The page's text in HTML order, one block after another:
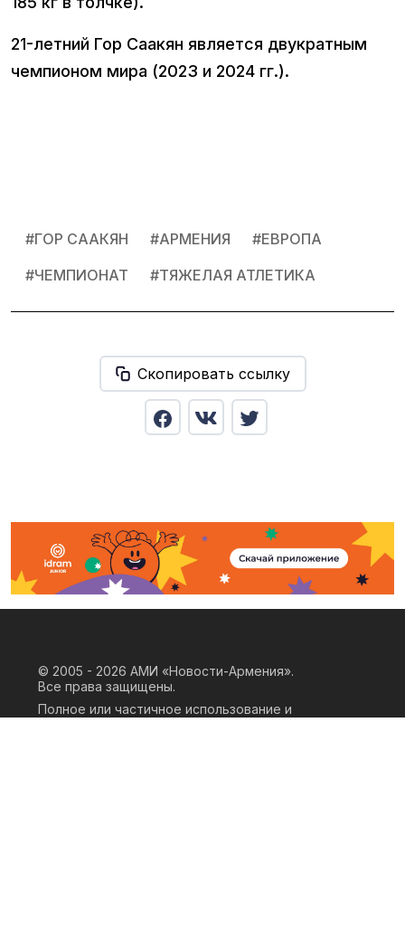
21-летний Гор Саакян является двукратным
чемпионом мира (2023 и 2024 гг.).
#ГОР СААКЯН #АРМЕНИЯ #ЕВРОПА
#ЧЕМПИОНАТ #ТЯЖЕЛАЯ АТЛЕТИКА
Скопировать ссылку
© 2005 - 2026 АМИ «Новости-Армения».
Все права защищены.
Полное или частичное использование и